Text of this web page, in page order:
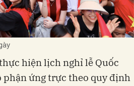
hiện lịch nghỉ lễ Quốc
phận ứng trực theo quy định